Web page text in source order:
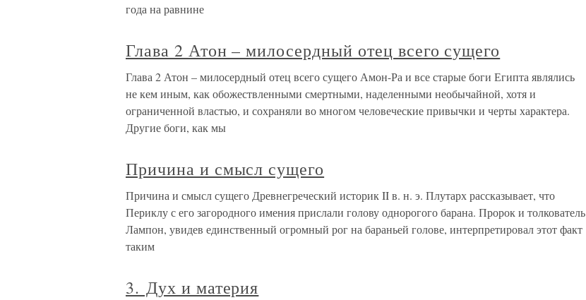
года на равнине
Глава 2 Атон – милосердный отец всего сущего
Глава 2 Атон – милосердный отец всего сущего Амон-Ра и все старые боги Египта являлись
не кем иным, как обожествленными смертными, наделенными необычайной, хотя и
ограниченной властью, и сохраняли во многом человеческие привычки и черты характера.
Другие боги, как мы
Причина и смысл сущего
Причина и смысл сущего Древнегреческий историк II в. н. э. Плутарх рассказывает, что
Периклу с его загородного имения прислали голову однорогого барана. Пророк и толкователь
Лампон, увидев единственный огромный рог на бараньей голове, интерпретировал этот факт
таким
3. Дух и материя